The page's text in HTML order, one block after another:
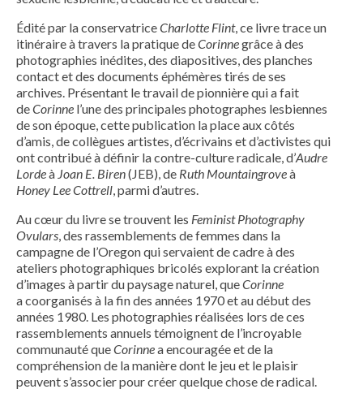
Édité par la conservatriceCharlotte Flint, ce livre trace un
itinéraire à travers la pratique deCorinnegrâce à des
photographies inédites, des diapositives, des planches
contact et des documents éphémères tirés de ses
archives. Présentant le travail de pionnière qui a fait
deCorinne l’une des principales photographes lesbiennes
de son époque, cette publication la place aux côtés
d’amis, de collègues artistes, d’écrivains et d’activistes qui
ont contribué à définir la contre-culture radicale, d’Audre
Lordeà Joan E. Biren(JEB), de Ruth Mountaingroveà
Honey Lee Cottrell, parmi d’autres.
Au cœur du livre se trouvent les Feminist Photography
Ovulars, des rassemblements de femmes dans la
campagne de l’Oregon qui servaient de cadre à des
ateliers photographiques bricolés explorant la création
d’images à partir du paysage naturel, queCorinne
a coorganisés à la fin des années 1970 et au début des
années 1980. Les photographies réalisées lors de ces
rassemblements annuels témoignent de l’incroyable
communauté queCorinnea encouragée et de la
compréhension de la manière dont le jeu et le plaisir
peuvent s’associer pour créer quelque chose de radical.